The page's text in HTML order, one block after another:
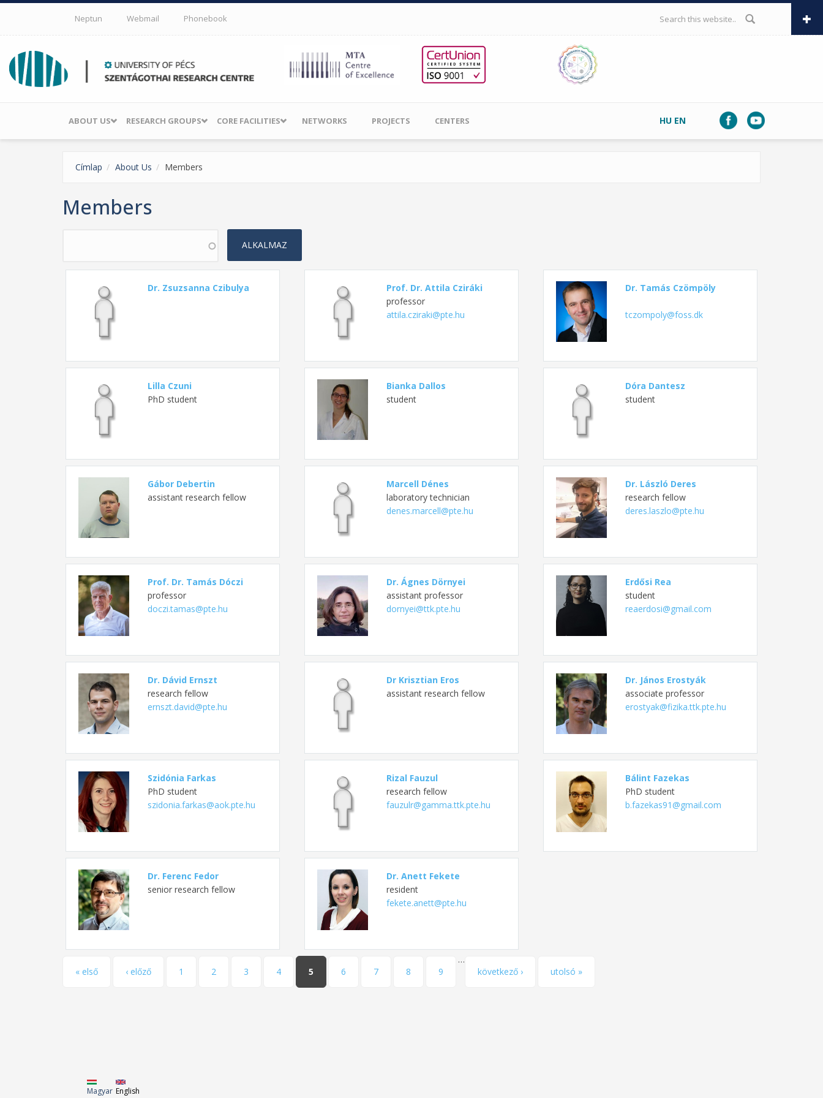
Skip to main content
Neptun Webmail Phonebook SEARCH FORM
ABOUT US RESEARCH GROUPS CORE FACILITIES NETWORKS PROJECTS CENTERS HU EN
Címlap About Us Members
Members
Dr. Zsuzsanna Czibulya
Prof. Dr. Attila Cziráki
professor
attila.cziraki@pte.hu
Dr. Tamás Czömpöly
tczompoly@foss.dk
Lilla Czuni
PhD student
Bianka Dallos
student
Dóra Dantesz
student
Gábor Debertin
assistant research fellow
Marcell Dénes
laboratory technician
denes.marcell@pte.hu
Dr. László Deres
research fellow
deres.laszlo@pte.hu
Prof. Dr. Tamás Dóczi
professor
doczi.tamas@pte.hu
Dr. Ágnes Dörnyei
assistant professor
dornyei@ttk.pte.hu
Erdősi Rea
student
reaerdosi@gmail.com
Dr. Dávid Ernszt
research fellow
ernszt.david@pte.hu
Dr Krisztian Eros
assistant research fellow
Dr. János Erostyák
associate professor
erostyak@fizika.ttk.pte.hu
Szidónia Farkas
PhD student
szidonia.farkas@aok.pte.hu
Rizal Fauzul
research fellow
fauzulr@gamma.ttk.pte.hu
Bálint Fazekas
PhD student
b.fazekas91@gmail.com
Dr. Ferenc Fedor
senior research fellow
Dr. Anett Fekete
resident
fekete.anett@pte.hu
Pages
« első ‹ előző 1 2 3 4 5 6 7 8 9
…
következő ›
utolsó »
Magyar English